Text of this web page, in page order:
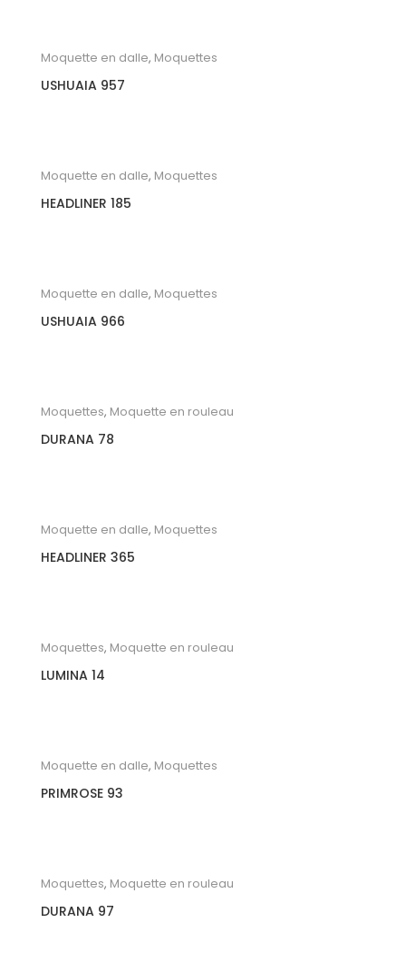
Moquette en dalle, Moquettes
USHUAIA 957
Moquette en dalle, Moquettes
HEADLINER 185
Moquette en dalle, Moquettes
USHUAIA 966
Moquettes, Moquette en rouleau
DURANA 78
Moquette en dalle, Moquettes
HEADLINER 365
Moquettes, Moquette en rouleau
LUMINA 14
Moquette en dalle, Moquettes
PRIMROSE 93
Moquettes, Moquette en rouleau
DURANA 97